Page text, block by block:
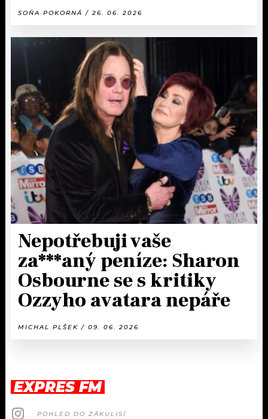
SOŇA POKORNÁ / 26. 06. 2026
Nepotřebuji vaše
za***aný peníze: Sharon
Osbourne se s kritiky
Ozzyho avatara nepáře
MICHAL PLŠEK / 09. 06. 2026
EXPRES FM
POHLED DO ZÁKULISÍ